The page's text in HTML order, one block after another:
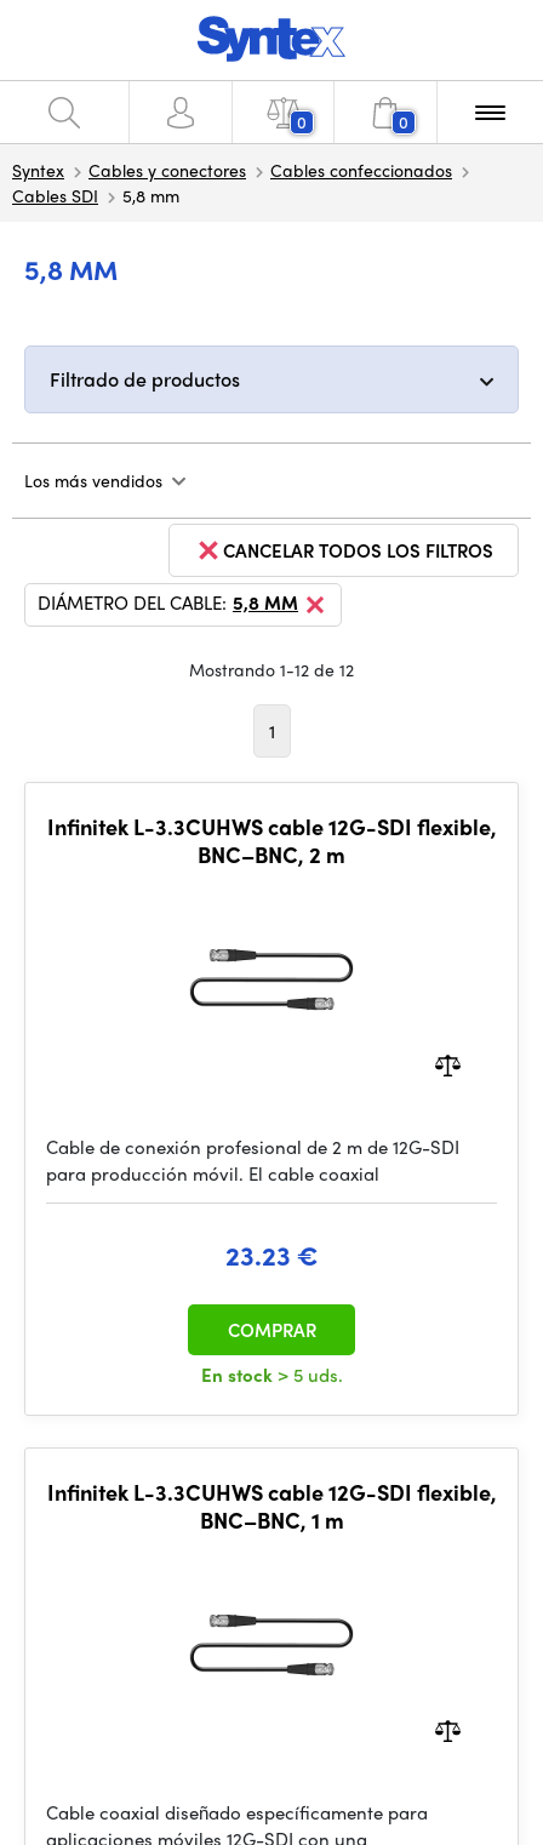
0 0
Syntex Cables y conectores
Cables confeccionados
Cables SDI
5,8 mm
5,8 MM
Filtrado de productos
Los más vendidos
CANCELAR TODOS LOS FILTROS
DIÁMETRO DEL CABLE: 5,8 MM
Mostrando 1-12 de 12
1
Infinitek L-3.3CUHWS cable 12G-SDI flexible,
BNC–BNC, 2 m
Cable de conexión profesional de 2 m de 12G-SDI
para producción móvil. El cable coaxial
23.23 €
En stock > 5 uds.
COMPRAR
Infinitek L-3.3CUHWS cable 12G-SDI flexible,
BNC–BNC, 1 m
Cable coaxial diseñado específicamente para
aplicaciones móviles 12G-SDI con una